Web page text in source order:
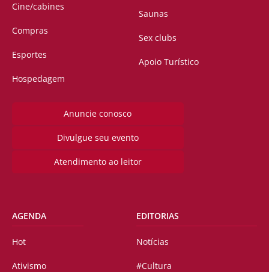
Cine/cabines
Compras
Esportes
Hospedagem
Saunas
Sex clubs
Apoio Turístico
Anuncie conosco
Divulgue seu evento
Atendimento ao leitor
AGENDA
Hot
Ativismo
EDITORIAS
Notícias
#Cultura